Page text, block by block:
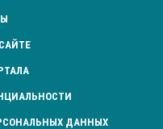
ДАННЫХ